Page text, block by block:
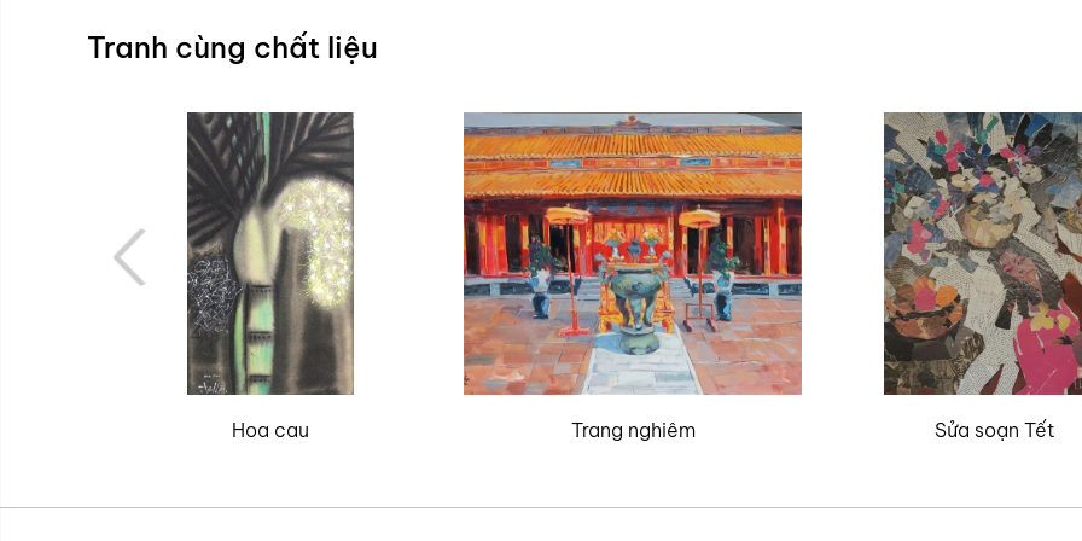
Tranh cùng chất liệu
Hoa cau Trang nghiêm Sửa soạn Tết